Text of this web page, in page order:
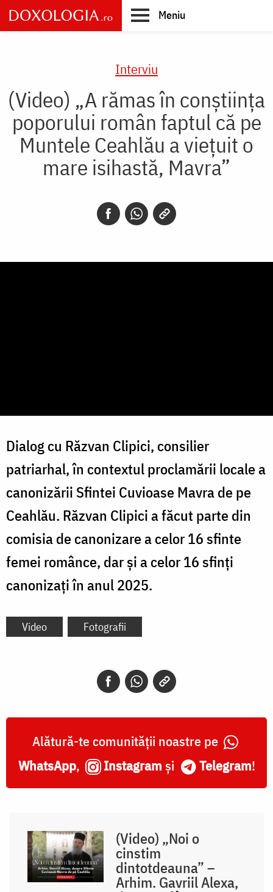
Skip
to
main
Meniu
Interviu
(Video) „A rămas în conștiința
poporului român faptul că pe
Muntele Ceahlău a viețuit o
mare isihastă, Mavra”
Dialog cu Răzvan Clipici, consilier
patriarhal, în contextul proclamării locale a
canonizării Sfintei Cuvioase Mavra de pe
Ceahlău. Răzvan Clipici a făcut parte din
comisia de canonizare a celor 16 sfinte
femei românce, dar și a celor 16 sfinți
canonizați în anul 2025.
Video Fotografii
Alătură-te comunității noastre pe
WhatsApp, Instagram și Telegram!
(Video) „Noi o
cinstim
dintotdeauna” –
Arhim. Gavriil Alexa,